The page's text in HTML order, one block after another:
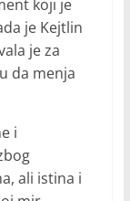
koji je
je Kejtlin
je za
da menja
i
ali istina i